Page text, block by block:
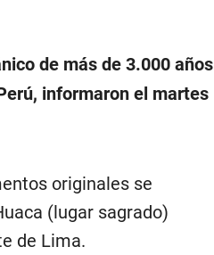
de más de 3.000 años
informaron el martes
originales se
(lugar sagrado)
de Lima.